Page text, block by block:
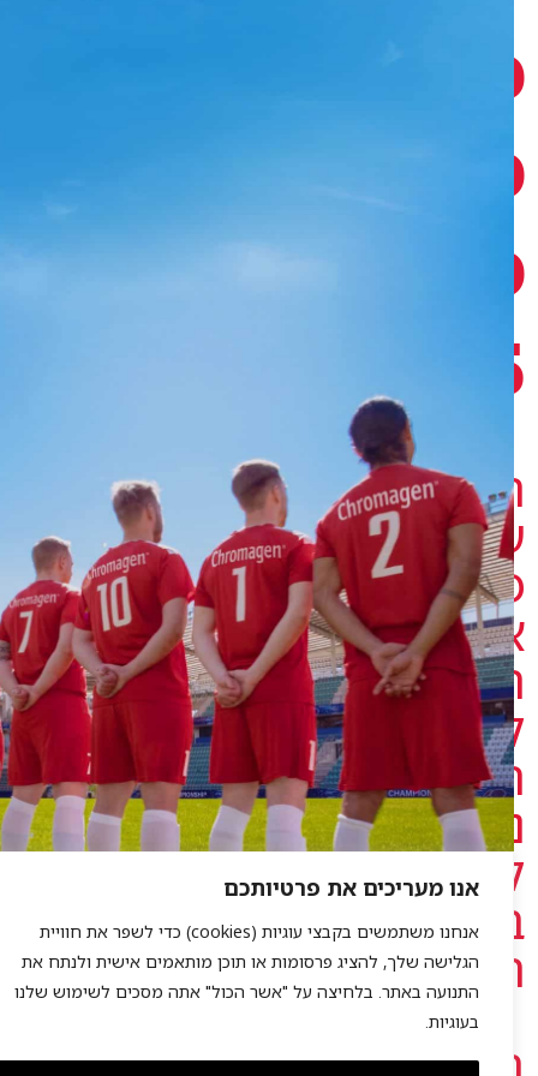
אנו מעריכים את פרטיותכם
אנחנו משתמשים בקבצי עוגיות (cookies) כדי לשפר את חוויית
הגלישה שלך, להציג פרסומות או תוכן מותאמים אישית ולנתח את
התנועה באתר. בלחיצה על "אשר הכול" אתה מסכים לשימוש שלנו
בעוגיות.